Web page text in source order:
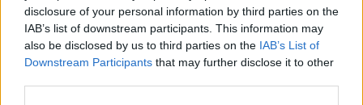
disclosure of your personal information by third parties on the
IAB’s list of downstream participants. This information may
also be disclosed by us to third parties on the IAB’s List of
Downstream Participants that may further disclose it to other